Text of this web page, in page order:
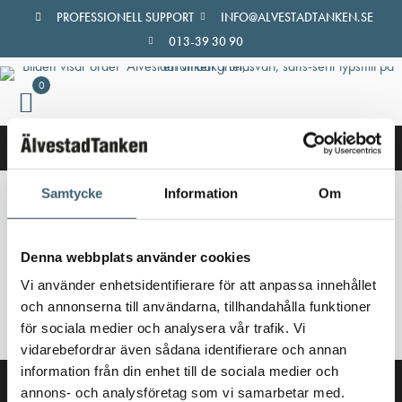
Samtycke Information Om
Denna webbplats använder cookies
Vi använder enhetsidentifierare för att anpassa innehållet
och annonserna till användarna, tillhandahålla funktioner
för sociala medier och analysera vår trafik. Vi
vidarebefordrar även sådana identifierare och annan
information från din enhet till de sociala medier och
annons- och analysföretag som vi samarbetar med.
Hoppa
innehåll
PROFESSIONELL SUPPORT
INFO@ALVESTADTANKEN.SE
013-39 30 90
0
Inga produkter hittades som motsvarar ditt val.